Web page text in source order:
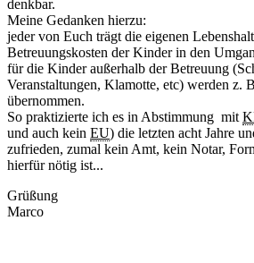
denkbar.
Meine Gedanken hierzu:
jeder von Euch trägt die eigenen
Betreuungskosten der Kinder in den
für die Kinder außerhalb der Betreuung
Veranstaltungen, Klamotte, etc) werden z.
übernommen.
So praktizierte ich es in Abstimmung mit
und auch kein EU) die letzten acht Jahre
zufrieden, zumal kein Amt, kein Notar,
hierfür nötig ist...
Grüßung
Marco